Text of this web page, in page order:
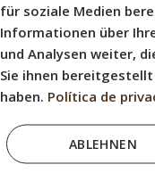
für soziale Medien
Informationen über
und Analysen weiter,
Sie ihnen
haben. Política de
ABLEHNEN